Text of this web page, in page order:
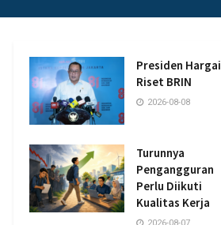
Presiden Hargai
Riset BRIN
2026-08-08
Turunnya
Pengangguran
Perlu Diikuti
Kualitas Kerja
2026-08-07